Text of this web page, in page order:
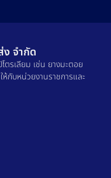
จำกัด
รเลียม เช่น ยางมะตอย
กับหน่วยงานราชการและ